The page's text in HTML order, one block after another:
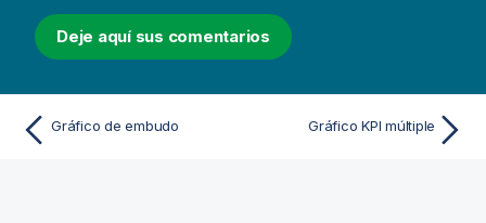
Deje aquí sus comentarios
Gráfico de embudo Gráfico KPI múltiple